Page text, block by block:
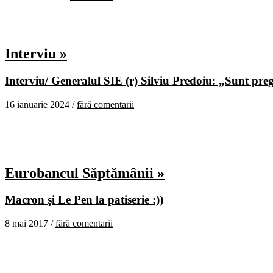
Interviu »
Interviu/ Generalul SIE (r) Silviu Predoiu: „Sunt
16 ianuarie 2024 /fără comentarii
Eurobancul Săptămânii »
Macron şi Le Pen la patiserie :))
8 mai 2017 /fără comentarii